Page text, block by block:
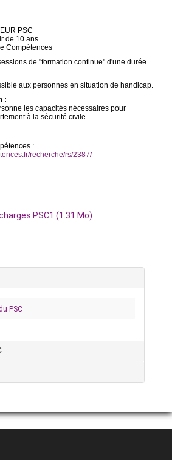
PSC
de 10 ans
Compétences
de "formation continue" d'une durée
aux personnes en situation de handicap.
:
les capacités nécessaires pour
à la sécurité civile
:
recherche/rs/2387/
PSC1 (1.31 Mo)
PSC